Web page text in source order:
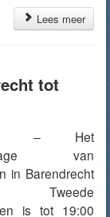
Lees meer
tot
– Het
van
in Barendrecht
is tot 19:00